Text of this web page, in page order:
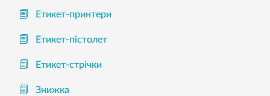
Етикет-принтери
Етикет-пістолет
Етикет-стрічки
Знижка